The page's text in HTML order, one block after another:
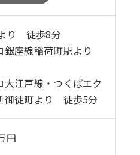
り 徒歩8分
銀座線稲荷町駅より
大江戸線・つくばエク
御徒町より 徒歩5分
円